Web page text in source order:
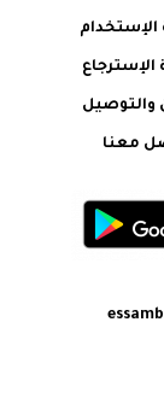
والتوصيل
معنا